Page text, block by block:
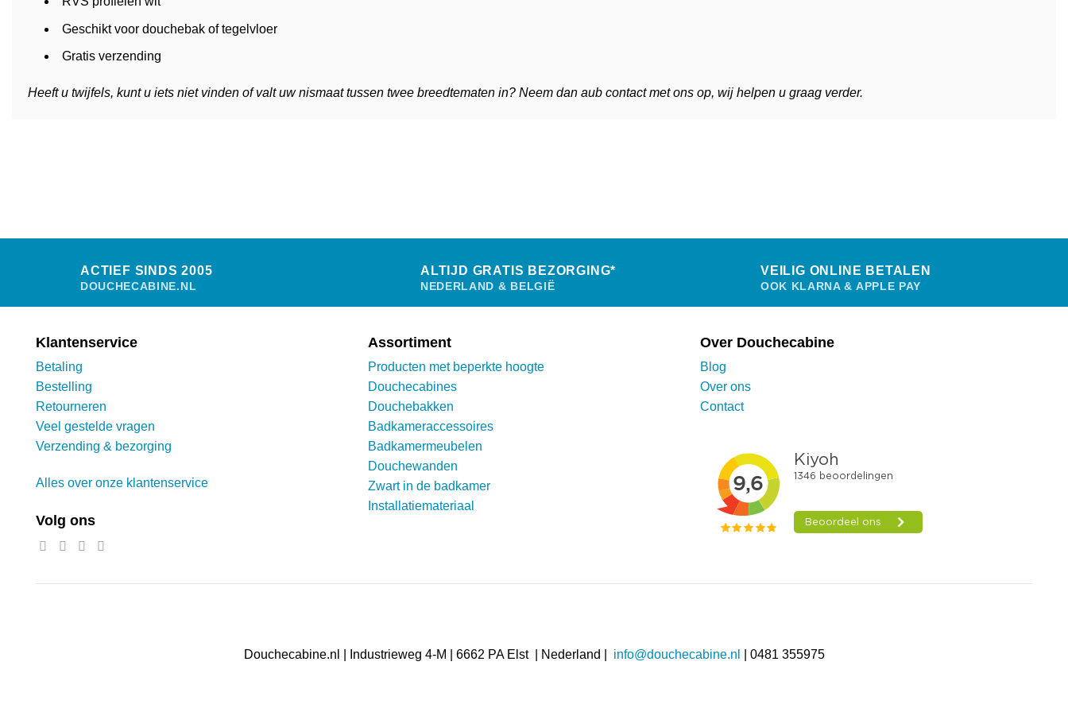
Geschikt voor douchebak of tegelvloer
Gratis verzending
Heeft u twijfels, kunt u iets niet vinden of valt uw nismaat tussen twee breedtematen in? Neem dan aub contact met ons op, wij helpen u graag verder.
ACTIEF SINDS 2005
DOUCHECABINE.NL
ALTIJD GRATIS BEZORGING*
NEDERLAND & BELGIË
VEILIG ONLINE BETALEN
OOK KLARNA & APPLE PAY
Klantenservice
Betaling
Bestelling
Retourneren
Veel gestelde vragen
Verzending & bezorging
Alles over onze klantenservice
Volg ons
Assortiment
Producten met beperkte hoogte
Douchecabines
Douchebakken
Badkameraccessoires
Badkamermeubelen
Douchewanden
Zwart in de badkamer
Installatiemateriaal
Over Douchecabine
Blog
Over ons
Contact
Douchecabine.nl | Industrieweg 4-M | 6662 PA Elst | Nederland | info@douchecabine.nl | 0481 355975